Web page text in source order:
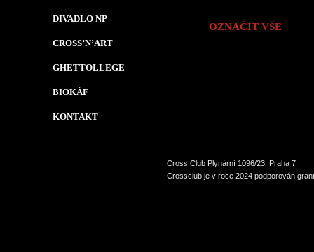
DIVADLO NP
CROSS’N’ART
GHETTOLLEGE
BIOKÁF
KONTAKT
OZNAČIT VŠE
Cross Club Plynární 1096/23, Praha 7
Crossclub je v roce 2024 podporován